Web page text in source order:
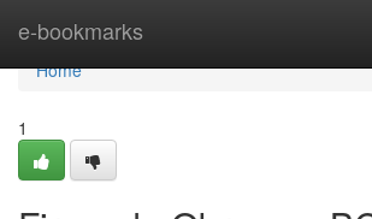
e-bookmarks
Home
Home
1